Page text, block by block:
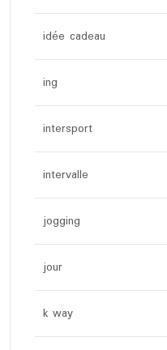
idée cadeau
ing
intersport
intervalle
jogging
jour
k way